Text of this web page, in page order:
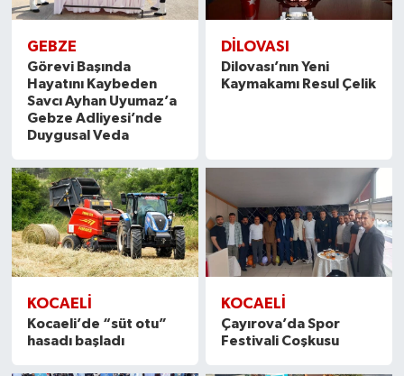
GEBZE
Görevi Başında
Hayatını Kaybeden
Savcı Ayhan Uyumaz’a
Gebze Adliyesi’nde
Duygusal Veda
DILOVASI
Dilovası’nın Yeni
Kaymakamı Resul Çelik
KOCAELİ
Kocaeli’de “süt otu”
hasadı başladı
KOCAELİ
Çayırova’da Spor
Festivali Coşkusu